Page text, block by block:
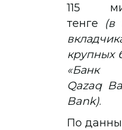
115
тенге (в
крупных
«Банк
Qazaq
Bank).
По